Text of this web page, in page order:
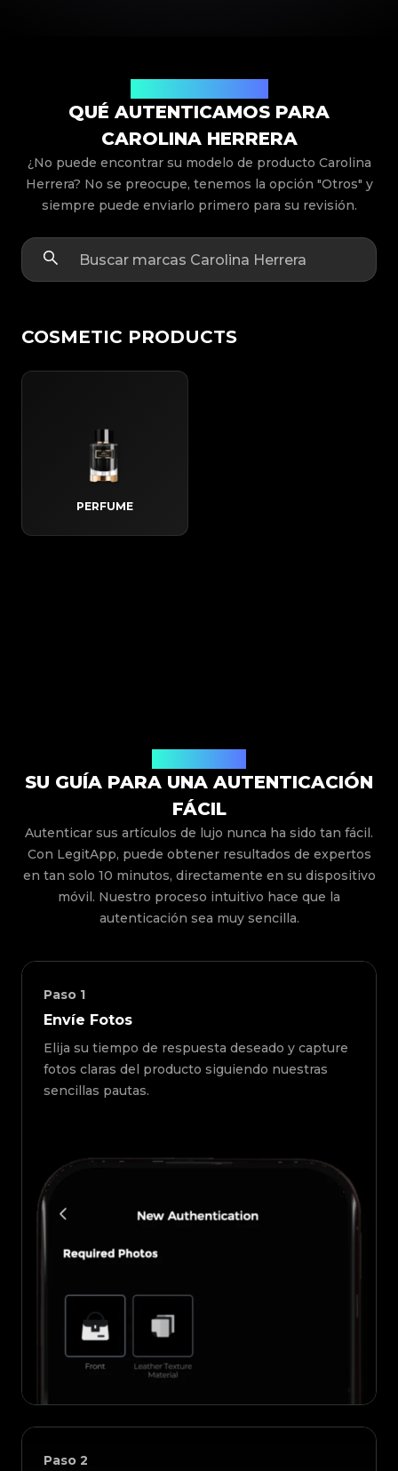
QUÉ AUTENTICAMOS PARA
CAROLINA HERRERA
¿No puede encontrar su modelo de producto Carolina
Herrera? No se preocupe, tenemos la opción "Otros" y
siempre puede enviarlo primero para su revisión.
COSMETIC PRODUCTS
PERFUME
SU GUÍA PARA UNA AUTENTICACIÓN
FÁCIL
Autenticar sus artículos de lujo nunca ha sido tan fácil.
Con LegitApp, puede obtener resultados de expertos
en tan solo 10 minutos, directamente en su dispositivo
móvil. Nuestro proceso intuitivo hace que la
autenticación sea muy sencilla.
Paso 1
Envíe Fotos
Elija su tiempo de respuesta deseado y capture
fotos claras del producto siguiendo nuestras
sencillas pautas.
Paso 2